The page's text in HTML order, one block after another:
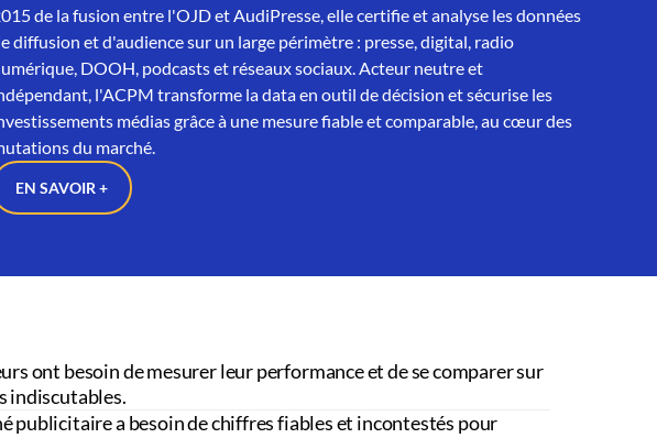
de la fusion entre l'OJD et AudiPresse, elle certifie et analyse les données
diffusion et d'audience sur un large périmètre : presse, digital, radio
DOOH, podcasts et réseaux sociaux. Acteur neutre et
l'ACPM transforme la data en outil de décision et sécurise les
médias grâce à une mesure fiable et comparable, au cœur des
du marché.
EN SAVOIR +
ont besoin de mesurer leur performance et de se comparer sur
indiscutables.
publicitaire a besoin de chiffres fiables et incontestés pour